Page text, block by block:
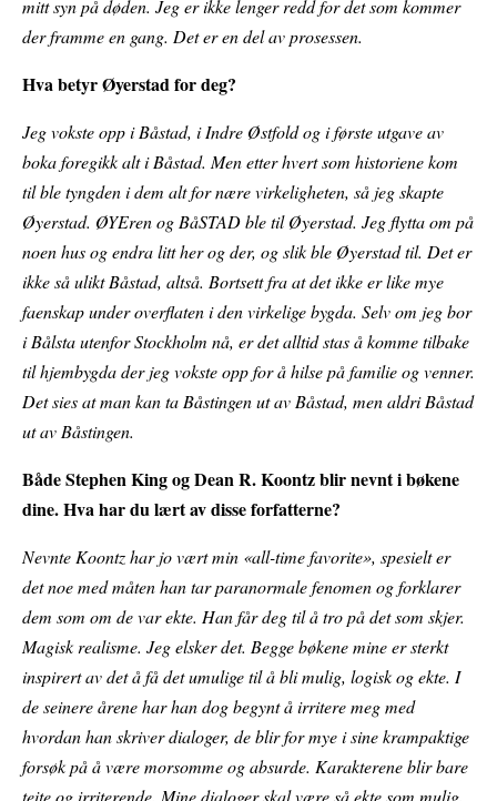
mitt syn på døden. Jeg er ikke lenger redd for det som kommer
der framme en gang. Det er en del av prosessen.
Hva betyr Øyerstad for deg?
Jeg vokste opp i Båstad, i Indre Østfold og i første utgave av
boka foregikk alt i Båstad. Men etter hvert som historiene kom
til ble tyngden i dem alt for nære virkeligheten, så jeg skapte
Øyerstad. ØYEren og BåSTAD ble til Øyerstad. Jeg flytta om på
noen hus og endra litt her og der, og slik ble Øyerstad til. Det er
ikke så ulikt Båstad, altså. Bortsett fra at det ikke er like mye
faenskap under overflaten i den virkelige bygda. Selv om jeg bor
i Bålsta utenfor Stockholm nå, er det alltid stas å komme tilbake
til hjembygda der jeg vokste opp for å hilse på familie og venner.
Det sies at man kan ta Båstingen ut av Båstad, men aldri Båstad
ut av Båstingen.
Både Stephen King og Dean R. Koontz blir nevnt i bøkene
dine. Hva har du lært av disse forfatterne?
Nevnte Koontz har jo vært min «all-time favorite», spesielt er
det noe med måten han tar paranormale fenomen og forklarer
dem som om de var ekte. Han får deg til å tro på det som skjer.
Magisk realisme. Jeg elsker det. Begge bøkene mine er sterkt
inspirert av det å få det umulige til å bli mulig, logisk og ekte. I
de seinere årene har han dog begynt å irritere meg med
hvordan han skriver dialoger, de blir for mye i sine krampaktige
forsøk på å være morsomme og absurde. Karakterene blir bare
teite og irriterende. Mine dialoger skal være så ekte som mulig,